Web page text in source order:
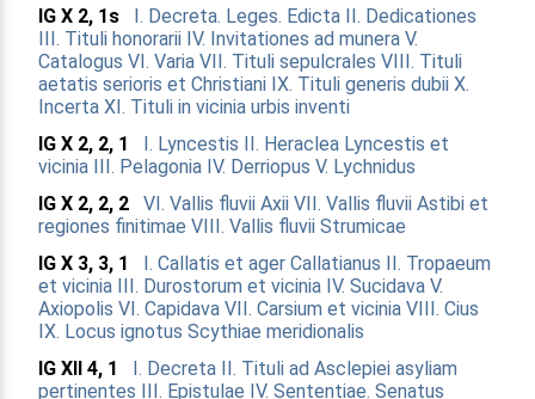
IG X 2, 1s
I. Decreta. Leges. Edicta II. Dedicationes
III. Tituli honorarii IV. Invitationes ad munera V.
Catalogus VI. Varia VII. Tituli sepulcrales VIII. Tituli
aetatis serioris et Christiani IX. Tituli generis dubii X.
Incerta XI. Tituli in vicinia urbis inventi
IG X 2, 2, 1
I. Lyncestis II. Heraclea Lyncestis et
vicinia III. Pelagonia IV. Derriopus V. Lychnidus
IG X 2, 2, 2
VI. Vallis fluvii Axii VII. Vallis fluvii Astibi et
regiones finitimae VIII. Vallis fluvii Strumicae
IG X 3, 3, 1
I. Callatis et ager Callatianus II. Tropaeum
et vicinia III. Durostorum et vicinia IV. Sucidava V.
Axiopolis VI. Capidava VII. Carsium et vicinia VIII. Cius
IX. Locus ignotus Scythiae meridionalis
IG XII 4, 1
I. Decreta II. Tituli ad Asclepiei asyliam
pertinentes III. Epistulae IV. Sententiae. Senatus